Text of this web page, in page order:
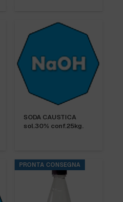
SODA CAUSTICA
sol.30% conf.25kg.
PRONTA CONSEGNA